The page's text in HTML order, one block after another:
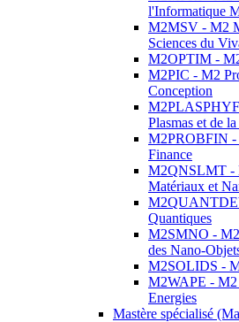
l'Informatique
M2MSV - M2
Sciences du
M2OPTIM -
M2PIC - M2
Conception
Plasmas et de
M2PROBFIN -
Finance
M2QNSLMT -
Matériaux et
Quantiques
M2SMNO - M2
des Nano-
M2SOLIDS -
M2WAPE -
Energies
Mastère spécialisé